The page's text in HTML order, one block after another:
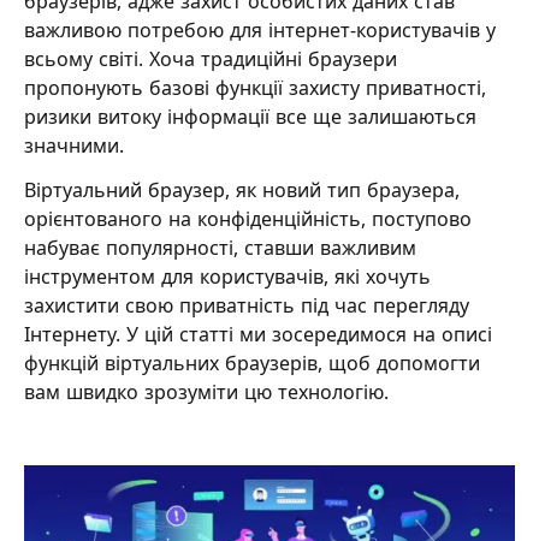
важливою потребою для інтернет-користувачів у
всьому світі. Хоча традиційні браузери
пропонують базові функції захисту приватності,
ризики витоку інформації все ще залишаються
значними.
Віртуальний браузер, як новий тип браузера,
орієнтованого на конфіденційність, поступово
набуває популярності, ставши важливим
інструментом для користувачів, які хочуть
захистити свою приватність під час перегляду
Інтернету. У цій статті ми зосередимося на описі
функцій віртуальних браузерів, щоб допомогти
вам швидко зрозуміти цю технологію.